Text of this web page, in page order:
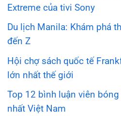
Extreme của tivi Sony
Du lịch Manila: Khám phá
đến Z
Hội chợ sách quốc tế
lớn nhất thế giới
Top 12 bình luận viên
nhất Việt Nam